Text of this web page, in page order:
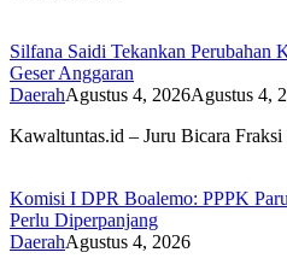
Silfana Saidi Tekankan Perubahan
Geser Anggaran
DaerahAgustus 4, 2026Agustus 4,
Kawaltuntas.id – Juru Bicara
Komisi I DPR Boalemo: PPPK
Perlu Diperpanjang
DaerahAgustus 4, 2026